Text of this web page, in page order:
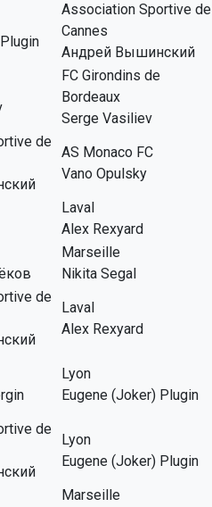
Association Sportive de
Cannes
Андрей Вышинский
FC Girondins de
Bordeaux
Serge Vasiliev
de
AS Monaco FC
Vano Opulsky
Laval
Alex Rexyard
Marseille
Nikita Segal
de
Laval
Alex Rexyard
Lyon
Eugene (Joker) Plugin
de
Lyon
Eugene (Joker) Plugin
Marseille